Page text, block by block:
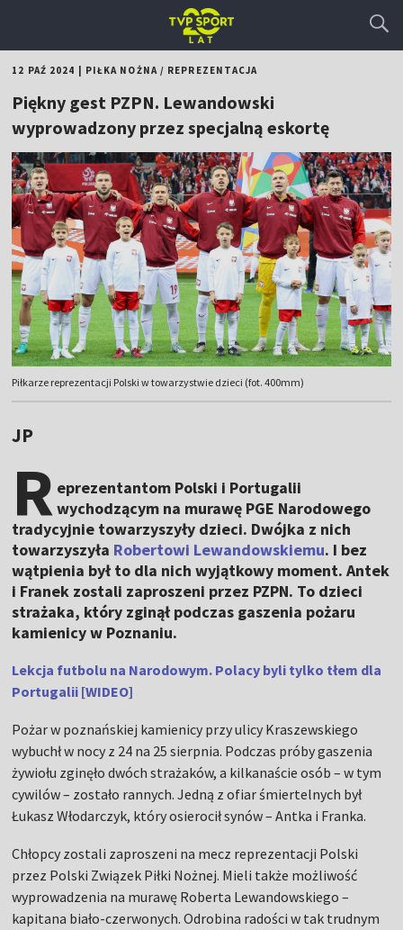
12 PAŹ 2024 PIŁKA NOŻNA/ REPREZENTACJA
Piękny gest PZPN. Lewandowski
wyprowadzony przez specjalną eskortę
Piłkarze reprezentacji Polski w towarzystwie dzieci (fot. 400mm)
JP
R eprezentantom Polski i Portugalii
wychodzącym na murawę PGE Narodowego
tradycyjnie towarzyszyły dzieci. Dwójka z nich
towarzyszyła Robertowi Lewandowskiemu. I bez
wątpienia był to dla nich wyjątkowy moment. Antek
i Franek zostali zaproszeni przez PZPN. To dzieci
strażaka, który zginął podczas gaszenia pożaru
kamienicy w Poznaniu.
Lekcja futbolu na Narodowym. Polacy byli tylko tłem dla
Portugalii [WIDEO]
Pożar w poznańskiej kamienicy przy ulicy Kraszewskiego
wybuchł w nocy z 24 na 25 sierpnia. Podczas próby gaszenia
żywiołu zginęło dwóch strażaków, a kilkanaście osób – w tym
cywilów – zostało rannych. Jedną z ofiar śmiertelnych był
Łukasz Włodarczyk, który osierocił synów – Antka i Franka.
Chłopcy zostali zaproszeni na mecz reprezentacji Polski
przez Polski Związek Piłki Nożnej. Mieli także możliwość
wyprowadzenia na murawę Roberta Lewandowskiego –
kapitana biało-czerwonych. Odrobina radości w tak trudnym